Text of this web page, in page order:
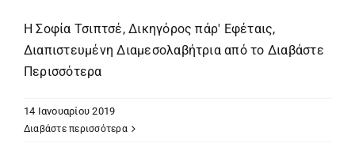
Η Σοφία Τσιπτσέ, Δικηγόρος πάρ' Εφέταις,
Διαπιστευμένη Διαμεσολαβήτρια από το Διαβάστε
Περισσότερα
14 Ιανουαρίου 2019
Διαβάστε περισσότερα